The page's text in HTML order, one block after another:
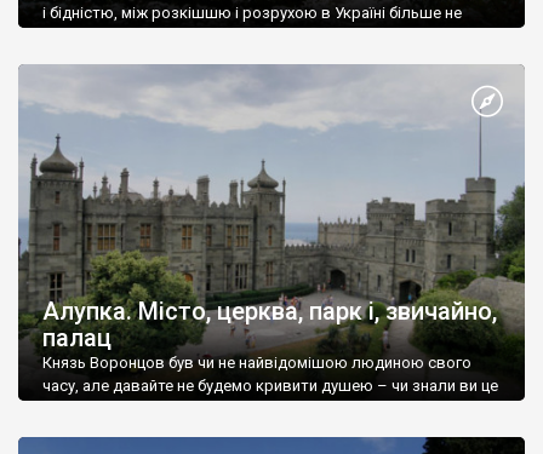
і бідністю, між розкішшю і розрухою в Україні більше не
Алупка. Місто, церква, парк і, звичайно,
палац
Князь Воронцов був чи не найвідомішою людиною свого
часу, але давайте не будемо кривити душею – чи знали ви це